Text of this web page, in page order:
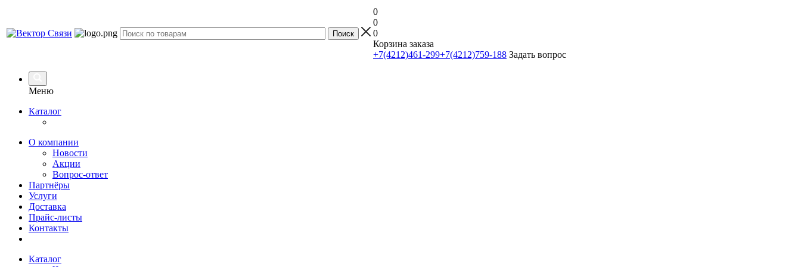
0
0
0
Корзина заказа
+7(4212)461-299+7(4212)759-188 Задать вопрос
Меню
Каталог
О компании
Новости
Акции
Вопрос-ответ
Партнёры
Услуги
Доставка
Прайс-листы
Контакты
Каталог